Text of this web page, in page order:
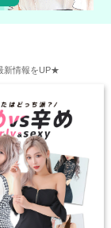
新情報をUP★